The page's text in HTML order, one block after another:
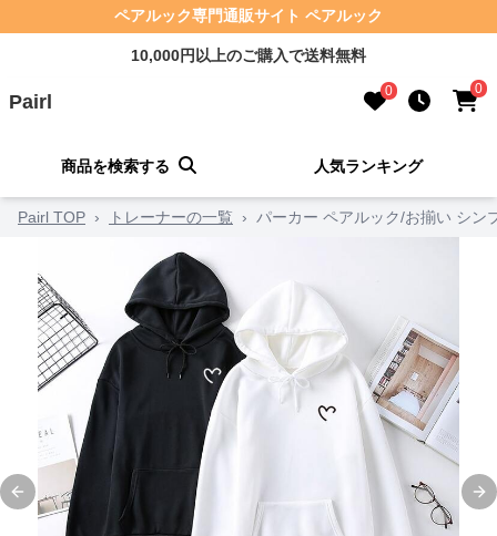
ペアルック専門通販サイト ペアルック
10,000円以上のご購入で送料無料
Pairl 0 0
商品を検索する 人気ランキング
Pairl TOP › トレーナーの一覧 › パーカー ペアルック/お揃い シン
Previous slide